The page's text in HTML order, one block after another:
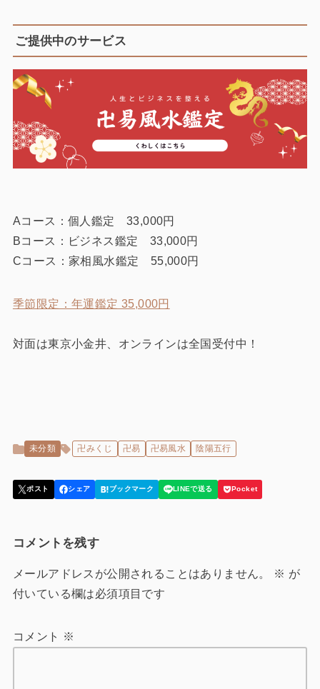
ご提供中のサービス
Aコース：個人鑑定 33,000円
Bコース：ビジネス鑑定 33,000円
Cコース：家相風水鑑定 55,000円
季節限定：年運鑑定 35,000円
対面は東京小金井、オンラインは全国受付中！
未分類 卍みくじ 卍易 卍易風水 陰陽五行
コメントを残す
メールアドレスが公開されることはありません。 ※ が
付いている欄は必須項目です
コメント ※